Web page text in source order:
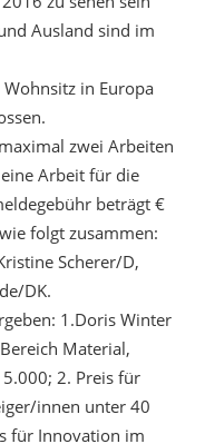
Ausland sind im
in Europa
zwei Arbeiten
Arbeit für die
beträgt €
folgt zusammen:
Scherer/D,
DK.
1.Doris Winter
Material,
2. Preis für
innen unter 40
für Innovation im